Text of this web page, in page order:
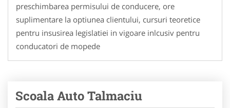
preschimbarea permisului de conducere, ore
suplimentare la optiunea clientului, cursuri teoretice
pentru insusirea legislatiei in vigoare inlcusiv pentru
conducatori de mopede
Scoala Auto Talmaciu